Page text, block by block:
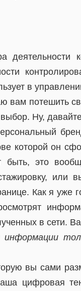
в
вам потешить
Ну,
которой он
быть, это
или
Как я уже
в сети.
вы сами
цифровая